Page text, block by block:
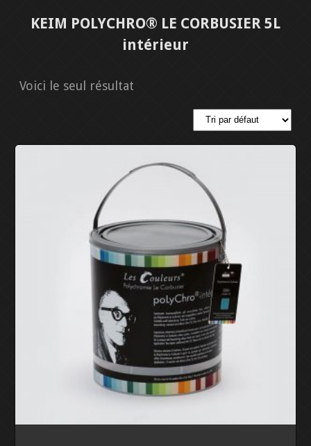
CONTACT (AUTRES PRODUITS)
LE CORBUSIER
RÉFÉRENCES
PRODUITS COMPLÉMENTAIRES
INTÉRIEUR
FAÇADE
UULA COLOR
HISTORIQUE
INTÉRIEUR
EXTÉRIEUR
AUTRES PRODUITS
KEIM POLYCHRO® LE CORBUSIER 5L
intérieur
Voici le seul résultat